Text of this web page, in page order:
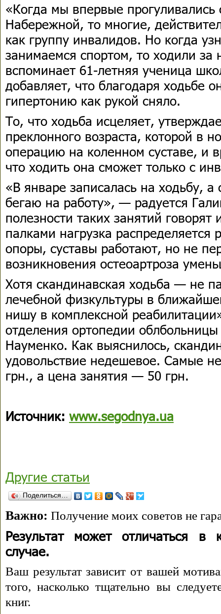
«Когда мы впервые прогуливались
Набережной, то многие,
как группу инвалидов. Но когда
занимаемся спортом, то ходили
вспоминает 61-летняя ученица
добавляет, что благодаря ходьбе
гипертонию как рукой сняло.
То, что ходьба исцеляет,
преклонного возраста, которой в
операцию на коленном суставе, и
что ходить она сможет только с
«В январе записалась на ходьбу, а
бегаю на работу», — радуется
полезности таких занятий
палками нагрузка распределяется
опоры, суставы работают, но не
возникновения остеоартроза
Хотя скандинавская ходьба — не
лечебной физкультуры в
нишу в комплексной
отделения ортопедии
Науменко. Как выяснилось,
удовольствие недешевое. Самые
грн., а цена занятия — 50 грн.
Источник: www.segodnya.ua
Другие статьи
Поделиться…
Важно: Получение моих советов не
Результат может отличаться в
случае.
Ваш результат зависит от вашей
того, насколько тщательно вы
книг.